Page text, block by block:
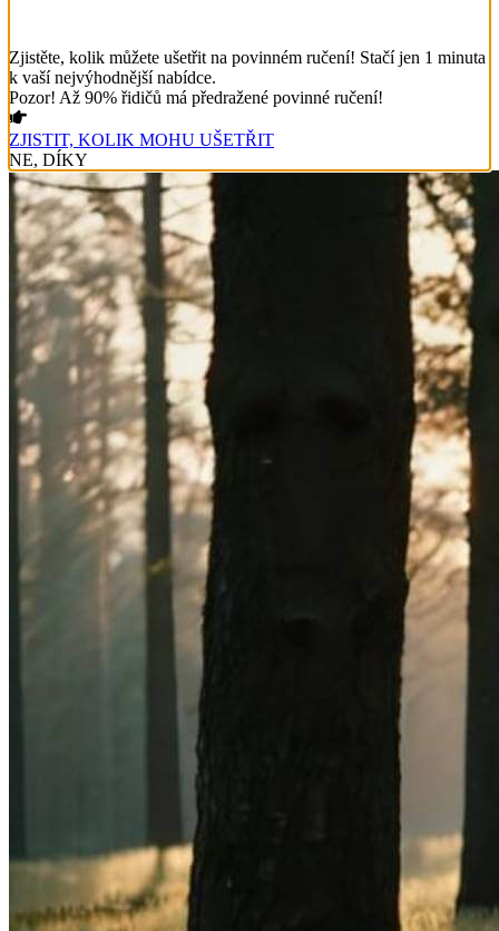
Zjistěte, kolik můžete ušetřit na povinném ručení! Stačí jen 1 minuta
k vaší nejvýhodnější nabídce.
Pozor! Až 90% řidičů má předražené povinné ručení!
ZJISTIT, KOLIK MOHU UŠETŘIT
NE, DÍKY